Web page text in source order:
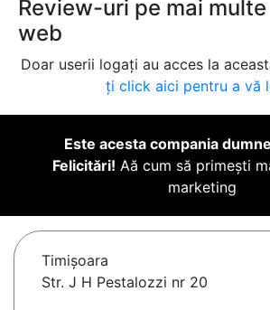
Review-uri pe mai
web
Doar userii logați au acces la
ți click aici pentru a vă
Este acesta compania
Felicitări! Aă cum să primești
marketing
Timişoara
Str. J H Pestalozzi nr 20